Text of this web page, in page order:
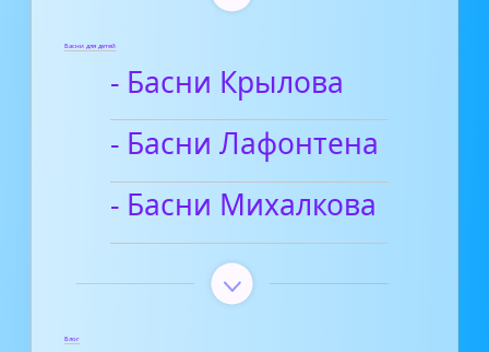
Басни для детей
- Басни Крылова
- Басни Лафонтена
- Басни Михалкова
Блог